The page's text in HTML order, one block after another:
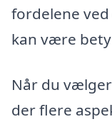
fordelene
kan være
Når du
der flere